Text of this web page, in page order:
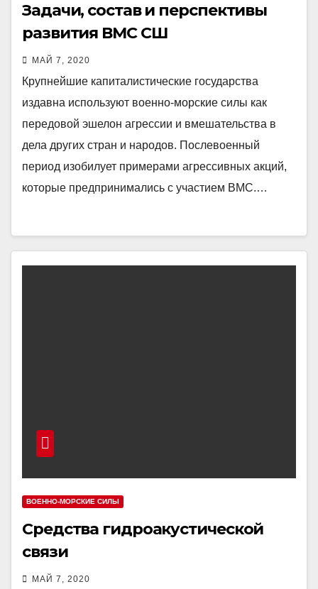
Задачи, состав и перспективы
развития ВМС СШ
МАЙ 7, 2020
Крупнейшие капиталистические государства
издавна используют военно-морские силы как
передовой эшелон агрессии и вмешательства в
дела других стран и народов. Послевоенный
период изобилует примерами агрессивных акций,
которые предпринимались с участием ВМС.…
ВОЕННО-МОРСКИЕ СИЛЫ
Средства гидроакустической
связи
МАЙ 7, 2020